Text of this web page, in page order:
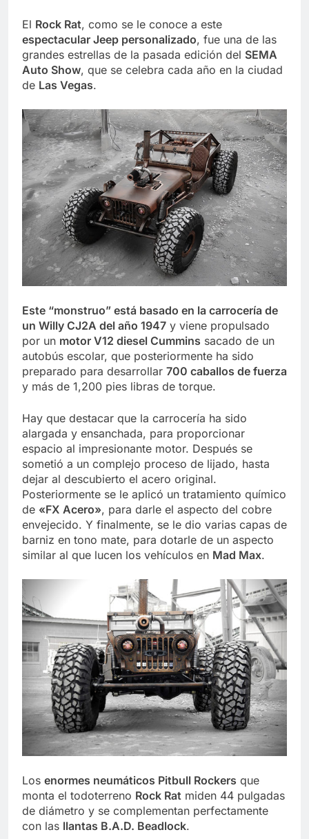
El Rock Rat, como se le conoce a este
espectacular Jeep personalizado, fue una de las
grandes estrellas de la pasada edición del SEMA
Auto Show, que se celebra cada año en la ciudad
de Las Vegas.
Este “monstruo” está basado en la carrocería de
un Willy CJ2A del año 1947 y viene propulsado
por un motor V12 diesel Cummins sacado de un
autobús escolar, que posteriormente ha sido
preparado para desarrollar 700 caballos de fuerza
y más de 1,200 pies libras de torque.
Hay que destacar que la carrocería ha sido
alargada y ensanchada, para proporcionar
espacio al impresionante motor. Después se
sometió a un complejo proceso de lijado, hasta
dejar al descubierto el acero original.
Posteriormente se le aplicó un tratamiento químico
de «FX Acero», para darle el aspecto del cobre
envejecido. Y finalmente, se le dio varias capas de
barniz en tono mate, para dotarle de un aspecto
similar al que lucen los vehículos en Mad Max.
Los enormes neumáticos Pitbull Rockers que
monta el todoterreno Rock Rat miden 44 pulgadas
de diámetro y se complementan perfectamente
con las llantas B.A.D. Beadlock.